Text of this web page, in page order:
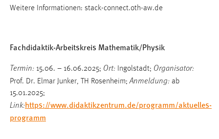
Weitere Informationen: stack-connect.oth-aw.de
Fachdidaktik-Arbeitskreis Mathematik/Physik
Termin: 15.06. – 16.06.2025; Ort: Ingolstadt; Organisator:
Prof. Dr. Elmar Junker, TH Rosenheim;Anmeldung: ab
15.01.2025;
Link:https://www.didaktikzentrum.de/programm/aktuelles-
programm